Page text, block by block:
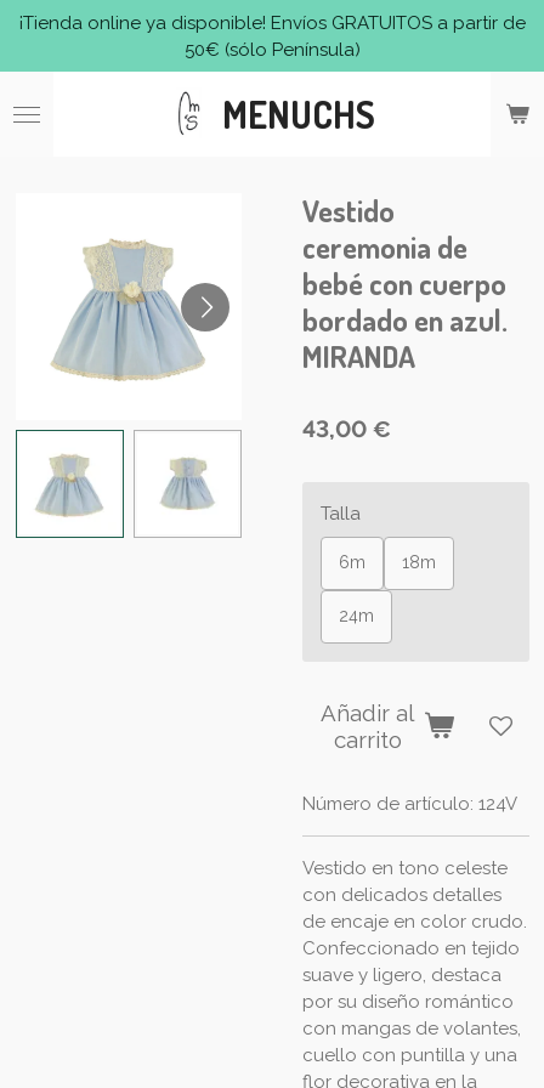
Ir
contenido
principal
MENUCHS
¡Tienda online ya disponible! Envíos GRATUITOS a partir de
50€ (sólo Península)
Vestido
ceremonia de
bebé con cuerpo
bordado en azul.
MIRANDA
43,00 €
Talla
6m 18m
24m
Añadir al
carrito
Número de artículo: 124V
Vestido en tono celeste
con delicados detalles
de encaje en color crudo.
Confeccionado en tejido
suave y ligero, destaca
por su diseño romántico
con mangas de volantes,
cuello con puntilla y una
flor decorativa en la